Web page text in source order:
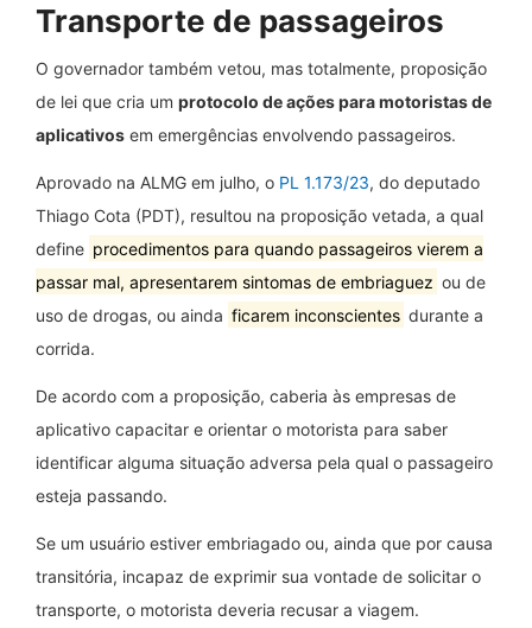
Transporte de passageiros
O governador também vetou, mas totalmente, proposição
de lei que cria um protocolo de ações para motoristas de
aplicativos em emergências envolvendo passageiros.
Aprovado na ALMG em julho, o PL 1.173/23, do deputado
Thiago Cota (PDT), resultou na proposição vetada, a qual
define procedimentos para quando passageiros vierem a
passar mal, apresentarem sintomas de embriaguez ou de
uso de drogas, ou ainda ficarem inconscientes durante a
corrida.
De acordo com a proposição, caberia às empresas de
aplicativo capacitar e orientar o motorista para saber
identificar alguma situação adversa pela qual o passageiro
esteja passando.
Se um usuário estiver embriagado ou, ainda que por causa
transitória, incapaz de exprimir sua vontade de solicitar o
transporte, o motorista deveria recusar a viagem.